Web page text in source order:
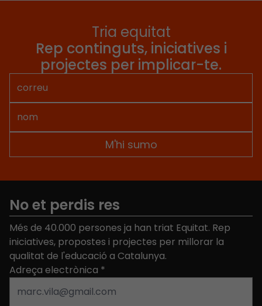
Tria equitat
Rep continguts, iniciatives i
projectes per implicar-te.
No et perdis res
Més de 40.000 persones ja han triat Equitat. Rep
iniciatives, propostes i projectes per millorar la
qualitat de l'educació a Catalunya.
Adreça electrònica *